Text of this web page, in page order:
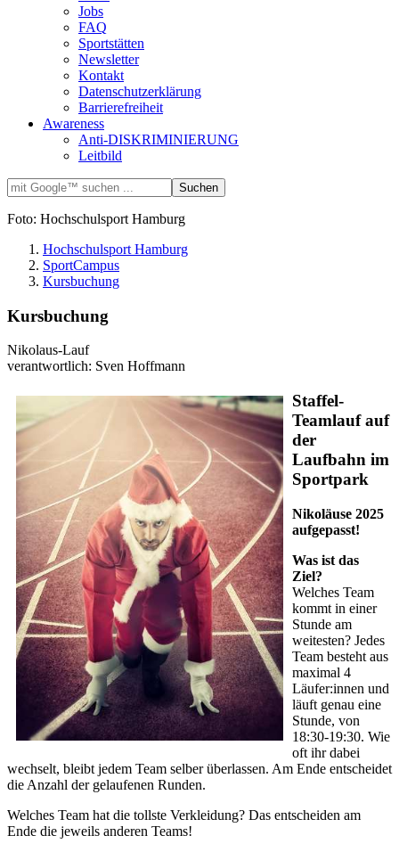
Jobs
FAQ
Sportstätten
Newsletter
Kontakt
Datenschutzerklärung
Barrierefreiheit
Awareness
Anti-DISKRIMINIERUNG
Leitbild
Foto: Hochschulsport Hamburg
Hochschulsport Hamburg
SportCampus
Kursbuchung
Kursbuchung
Nikolaus-Lauf
verantwortlich: Sven Hoffmann
Staffel-
Teamlauf auf
der
Laufbahn im
Sportpark
Nikoläuse 2025
aufgepasst!
Was ist das
Ziel?
Welches Team
kommt in einer
Stunde am
weitesten? Jedes
Team besteht aus
maximal 4
Läufer:innen und
läuft genau eine
Stunde, von
18:30-19:30. Wie
oft ihr dabei
wechselt, bleibt jedem Team selber überlassen. Am Ende entscheidet
die Anzahl der gelaufenen Runden.
Welches Team hat die tollste Verkleidung? Das entscheiden am
Ende die jeweils anderen Teams!